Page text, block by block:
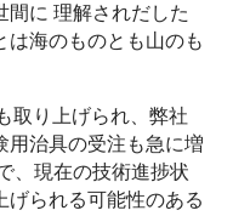
間に 理解されだした
は海のものとも山のも
取り上げられ、弊社
用治具の受注も急に増
、現在の技術進捗状
げられる可能性のある